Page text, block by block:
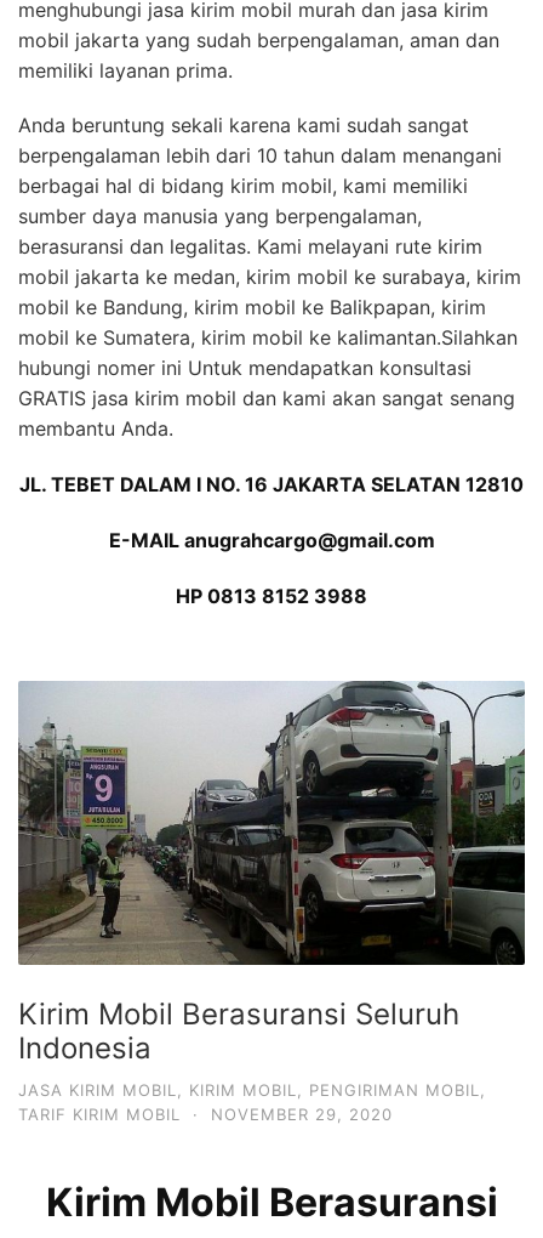
menghubungi jasa kirim mobil murah dan jasa kirim
mobil jakarta yang sudah berpengalaman, aman dan
memiliki layanan prima.
Anda beruntung sekali karena kami sudah sangat
berpengalaman lebih dari 10 tahun dalam menangani
berbagai hal di bidang kirim mobil, kami memiliki
sumber daya manusia yang berpengalaman,
berasuransi dan legalitas. Kami melayani rute kirim
mobil jakarta ke medan, kirim mobil ke surabaya, kirim
mobil ke Bandung, kirim mobil ke Balikpapan, kirim
mobil ke Sumatera, kirim mobil ke kalimantan.Silahkan
hubungi nomer ini Untuk mendapatkan konsultasi
GRATIS jasa kirim mobil dan kami akan sangat senang
membantu Anda.
JL. TEBET DALAM I NO. 16 JAKARTA SELATAN 12810
E-MAIL anugrahcargo@gmail.com
HP 0813 8152 3988
Kirim Mobil Berasuransi Seluruh
Indonesia
JASA KIRIM MOBIL KIRIM MOBIL PENGIRIMAN MOBIL
TARIF KIRIM MOBIL
· NOVEMBER 29, 2020
Kirim Mobil Berasuransi